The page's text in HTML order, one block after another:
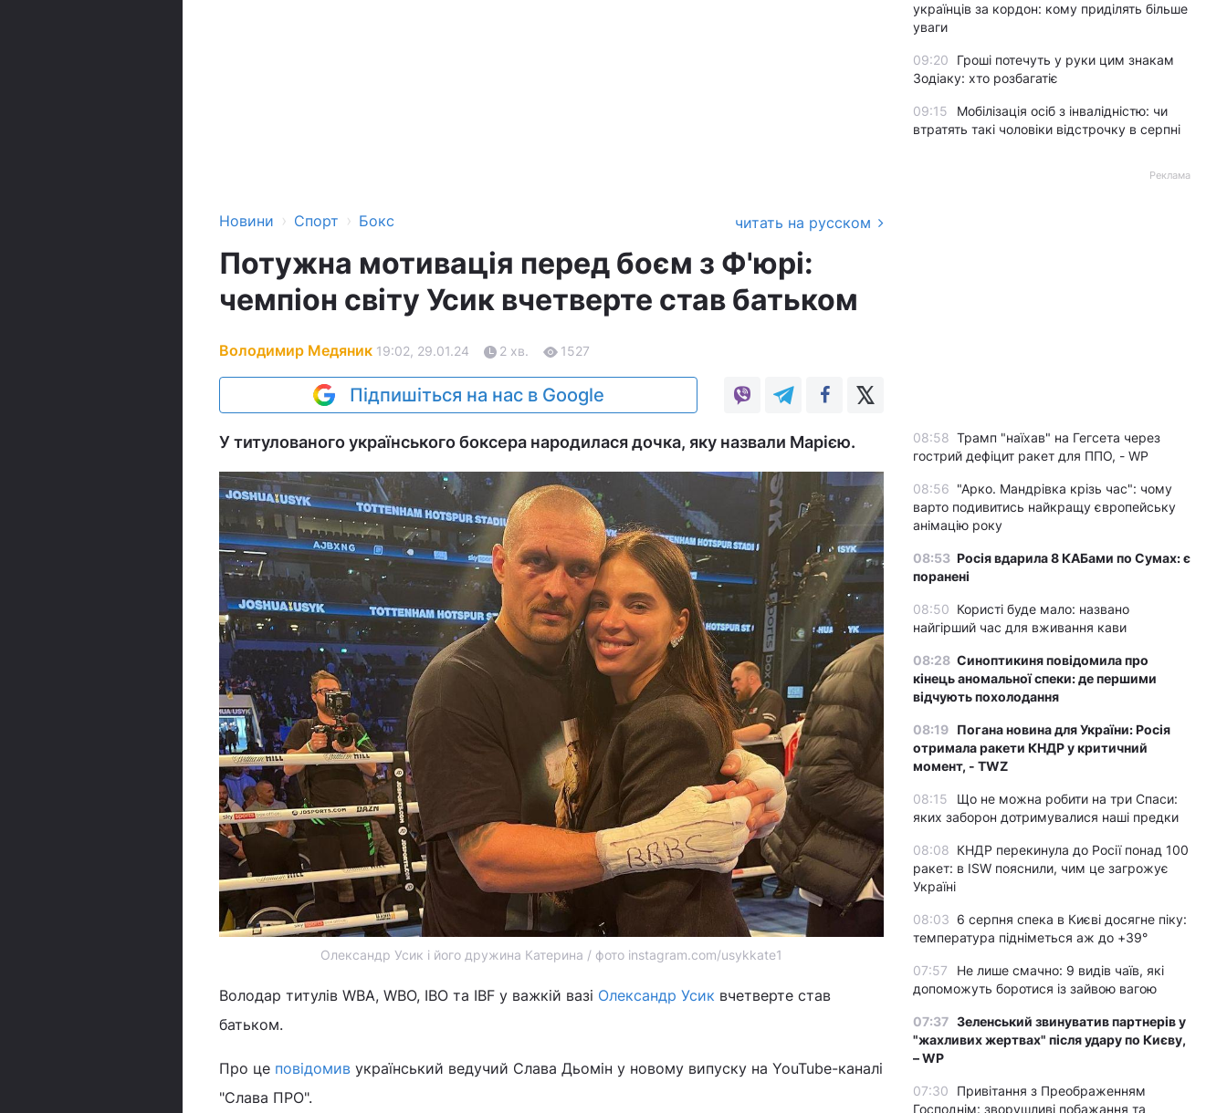
Новини › Спорт › Бокс читать на русском
Потужна мотивація перед боєм з Ф'юрі:
чемпіон світу Усик вчетверте став батьком
Володимир Медяник 19:02, 29.01.24 2 хв. 1527
Підпишіться на нас в Google
У титулованого українського боксера народилася дочка, яку назвали Марією.
Олександр Усик і його дружина Катерина / фото instagram.com/usykkate1
Володар титулів WBA, WBO, IBO та IBF у важкій вазі Олександр Усик вчетверте став
батьком.
Про це повідомив український ведучий Слава Дьомін у новому випуску на YouTube-каналі
"Слава ПРО".
українців за кордон: кому приділять більше
уваги
09:20
Гроші потечуть у руки цим знакам
Зодіаку: хто розбагатіє
09:15
Мобілізація осіб з інвалідністю: чи
втратять такі чоловіки відстрочку в серпні
Реклама
08:58 Трамп "наїхав" на Гегсета через
гострий дефіцит ракет для ППО, - WP
08:56 "Арко. Мандрівка крізь час": чому
варто подивитись найкращу європейську
анімацію року
08:53 Росія вдарила 8 КАБами по Сумах: є
поранені
08:50 Користі буде мало: названо
найгірший час для вживання кави
08:28 Синоптикиня повідомила про
кінець аномальної спеки: де першими
відчують похолодання
08:19 Погана новина для України: Росія
отримала ракети КНДР у критичний
момент, - TWZ
08:15
Що не можна робити на три Спаси:
яких заборон дотримувалися наші предки
08:08 КНДР перекинула до Росії понад 100
ракет: в ISW пояснили, чим це загрожує
Україні
08:03 6 серпня спека в Києві досягне піку:
температура підніметься аж до +39°
07:57
Не лише смачно: 9 видів чаїв, які
допоможуть боротися із зайвою вагою
07:37 Зеленський звинуватив партнерів у
"жахливих жертвах" після удару по Києву,
– WP
07:30
Привітання з Преображенням
Господнім: зворушливі побажання та